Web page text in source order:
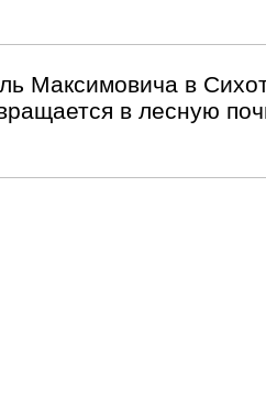
Максимовича в
в лесную